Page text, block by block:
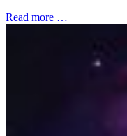
Read more …